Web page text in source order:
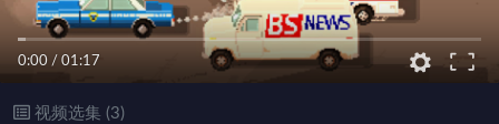
0:00 / 01:17
视频选集 (3)